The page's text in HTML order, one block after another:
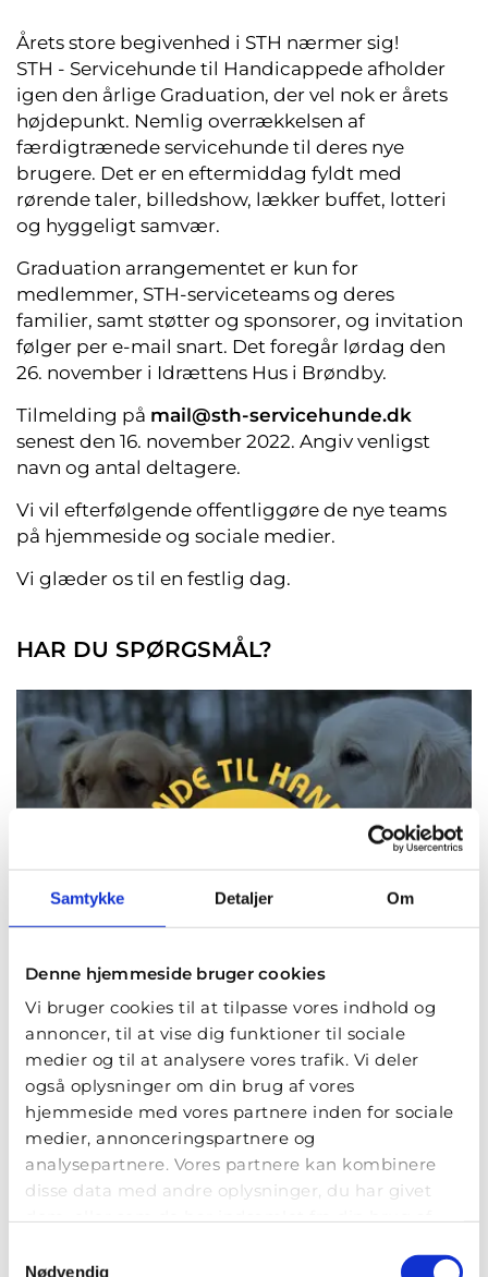
Samtykke Detaljer Om
Denne hjemmeside bruger cookies
Vi bruger cookies til at tilpasse vores indhold og
annoncer, til at vise dig funktioner til sociale
medier og til at analysere vores trafik. Vi deler
også oplysninger om din brug af vores
hjemmeside med vores partnere inden for sociale
medier, annonceringspartnere og
analysepartnere. Vores partnere kan kombinere
disse data med andre oplysninger, du har givet
Nødvendig
Årets store begivenhed i STH nærmer sig!
STH - Servicehunde til Handicappede afholder
igen den årlige Graduation, der vel nok er årets
højdepunkt. Nemlig overrækkelsen af
færdigtrænede servicehunde til deres nye
brugere. Det er en eftermiddag fyldt med
rørende taler, billedshow, lækker buffet, lotteri
og hyggeligt samvær.
Graduation arrangementet er kun for
medlemmer, STH-serviceteams og deres
familier, samt støtter og sponsorer, og invitation
følger per e-mail snart. Det foregår lørdag den
26. november i Idrættens Hus i Brøndby.
Tilmelding på mail@sth-servicehunde.dk
senest den 16. november 2022. Angiv venligst
navn og antal deltagere.
Vi vil efterfølgende offentliggøre de nye teams
på hjemmeside og sociale medier.
Vi glæder os til en festlig dag.
HAR DU SPØRGSMÅL?
STH - Servicehunde til
Handicappede
Blekinge Boulevard 2